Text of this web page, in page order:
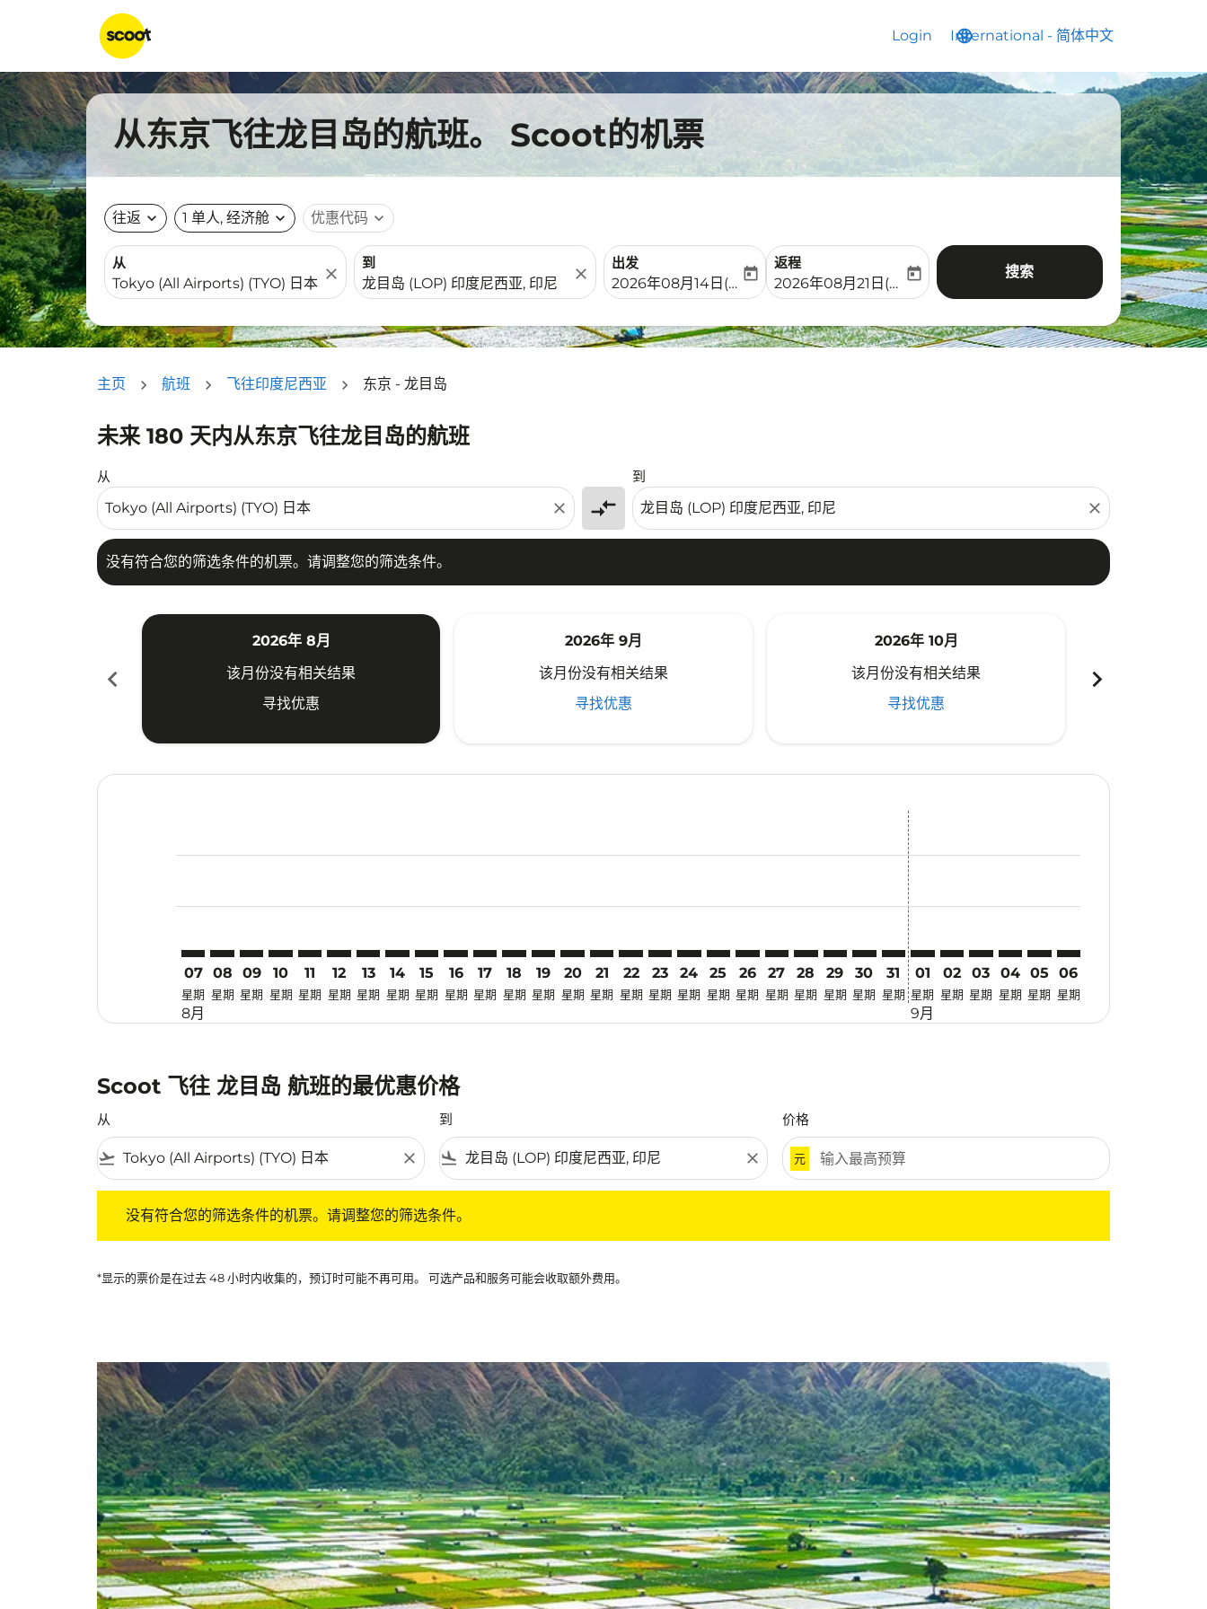
Login language
International - 简体中文
keyboard_arrow_down
从东京飞往龙目岛的航班。 Scoot的机票
往返 expand_more 1 单人, 经济舱 expand_more 优惠代码 expand_more
从
close
到
close
出发
fc-booking-departure-date-aria-label
2026年08月14日(周五)
today
返程
fc-booking-return-date-aria-label
2026年08月21日(周五)
today 搜索
主页 航班 飞往印度尼西亚 东京 - 龙目岛
未来 180 天内从东京飞往龙目岛的航班
从
close compare_arrows
到
close
没有符合您的筛选条件的机票。请调整您的筛选条件。
没有符合您的筛选条件的机票。请调整您的筛选条件。
chevron_left
2026年 8月
该月份没有相关结果
寻找优惠
2026年 9月
该月份没有相关结果
寻找优惠
2026年 10月
该月份没有相关结果
寻找优惠
chevron_right
07
星期
8月
08
星期
09
星期
10
星期
11
星期
12
星期
13
星期
14
星期
15
星期
16
星期
17
星期
18
星期
19
星期
20
星期
21
星期
TYO–LOP: cmp-view-offers-disclaimer. 寻找优惠
22
星期
TYO–LOP: cmp-view-offers-disclaimer. 寻找优惠
23
星期
TYO–LOP: cmp-view-offers-disclaimer. 寻找优惠
24
星期
TYO–LOP: cmp-view-offers-disclaimer. 寻找优惠
25
星期
TYO–LOP: cmp-view-offers-disclaimer. 寻找优惠
26
星期
TYO–LOP: cmp-view-offers-disclaimer. 寻找优惠
27
星期
TYO–LOP: cmp-view-offers-disclaimer. 寻找优惠
28
星期
TYO–LOP: cmp-view-offers-disclaimer. 寻找优惠
29
星期
TYO–LOP: cmp-view-offers-disclaimer. 寻找优惠
30
星期
TYO–LOP: cmp-view-offers-disclaimer. 寻找优惠
31
星期
01
星期
9月
02
星期
03
星期
04
星期
05
星期
06
星期
Scoot 飞往 龙目岛 航班的最优惠价格
从
flight_takeoff close
到
flight_land close
价格
元
没有符合您的筛选条件的机票。请调整您的筛选条件。
*显示的票价是在过去 48 小时内收集的，预订时可能不再可用。 可选产品和服务可能会收取额外费用。